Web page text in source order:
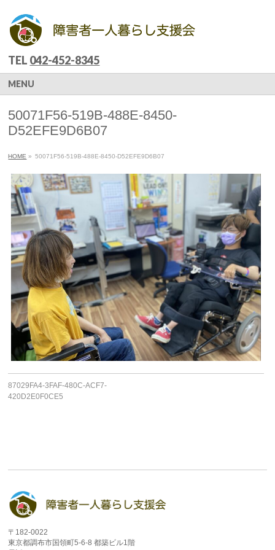
TEL 042-452-8345
MENU
50071F56-519B-488E-8450-
D52EFE9D6B07
HOME » 50071F56-519B-488E-8450-D52EFE9D6B07
87029FA4-3FAF-480C-ACF7-
420D2E0F0CE5
〒182-0022
東京都調布市国領町5-6-8 都築ビル1階